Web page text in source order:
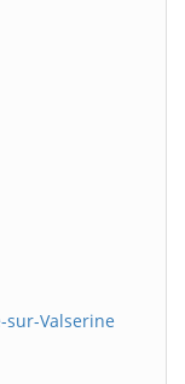
sur-Valserine